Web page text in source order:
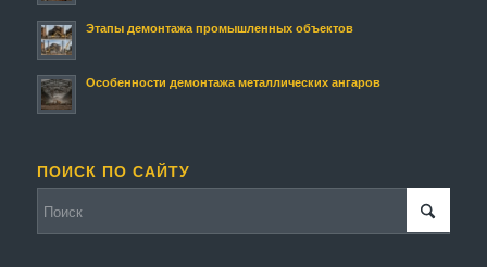
Этапы демонтажа промышленных объектов
Особенности демонтажа металлических ангаров
ПОИСК ПО САЙТУ